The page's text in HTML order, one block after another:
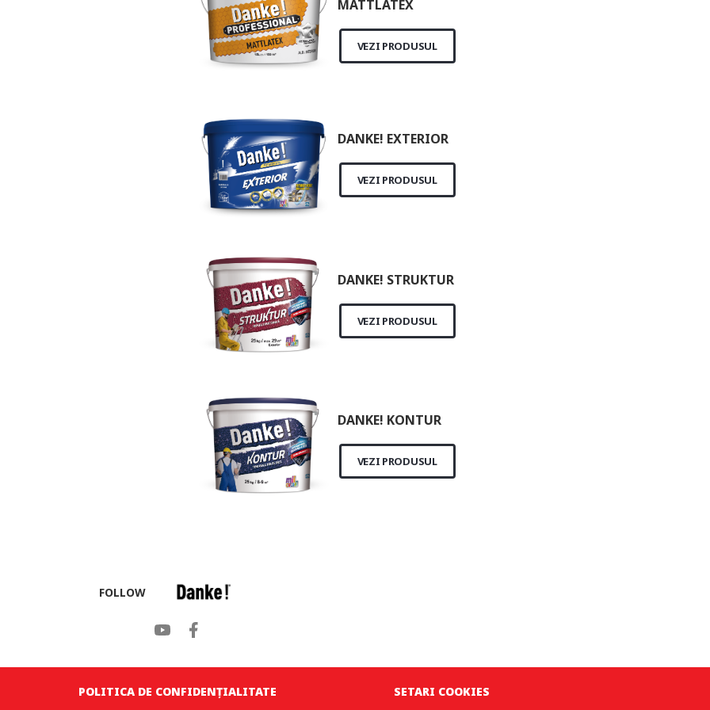
MATTLATEX
VEZI PRODUSUL
DANKE! EXTERIOR
VEZI PRODUSUL
DANKE! STRUKTUR
VEZI PRODUSUL
DANKE! KONTUR
VEZI PRODUSUL
FOLLOW
POLITICA DE CONFIDENȚIALITATE SETARI COOKIES